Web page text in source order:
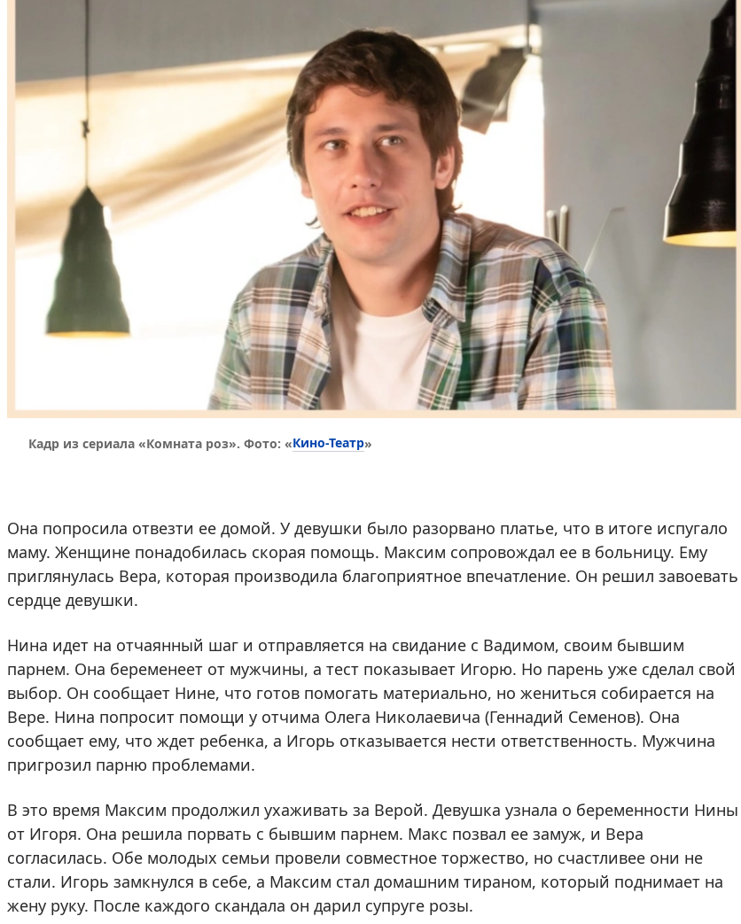
Кадр из сериала «Комната роз». Фото: «Кино-Театр»
Она попросила отвезти ее домой. У девушки было разорвано платье, что в итоге испугало
маму. Женщине понадобилась скорая помощь. Максим сопровождал ее в больницу. Ему
приглянулась Вера, которая производила благоприятное впечатление. Он решил завоевать
сердце девушки.
Нина идет на отчаянный шаг и отправляется на свидание с Вадимом, своим бывшим
парнем. Она беременеет от мужчины, а тест показывает Игорю. Но парень уже сделал свой
выбор. Он сообщает Нине, что готов помогать материально, но жениться собирается на
Вере. Нина попросит помощи у отчима Олега Николаевича (Геннадий Семенов). Она
сообщает ему, что ждет ребенка, а Игорь отказывается нести ответственность. Мужчина
пригрозил парню проблемами.
В это время Максим продолжил ухаживать за Верой. Девушка узнала о беременности Нины
от Игоря. Она решила порвать с бывшим парнем. Макс позвал ее замуж, и Вера
согласилась. Обе молодых семьи провели совместное торжество, но счастливее они не
стали. Игорь замкнулся в себе, а Максим стал домашним тираном, который поднимает на
жену руку. После каждого скандала он дарил супруге розы.